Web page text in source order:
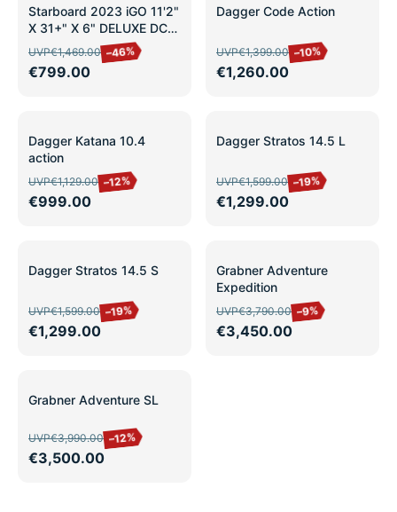
SALE
Starboard 2023 iGO 11'2"
X 31+" X 6" DELUXE DC
leicht
gebraucht/Ausstellung
UVP€1,469.00 –46%
€799.00
SALE
Dagger Code Action
UVP€1,399.00 –10%
€1,260.00
SALE
Dagger Katana 10.4
action
UVP€1,129.00 –12%
€999.00
SALE
Dagger Stratos 14.5 L
UVP€1,599.00 –19%
€1,299.00
SALE
Dagger Stratos 14.5 S
UVP€1,599.00 –19%
€1,299.00
SALE
Grabner Adventure
Expedition
UVP€3,790.00 –9%
€3,450.00
SALE
Grabner Adventure SL
UVP€3,990.00 –12%
€3,500.00